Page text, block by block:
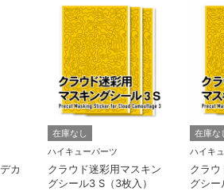
カ
在庫なし
ハイキューパーツ
クラウド迷彩用マスキン
グシール3 S（3枚入）
在庫な
ハイキ
クラウ
グシー